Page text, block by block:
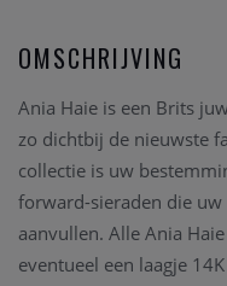
OMSCHRIJVING
Ania Haie is een Brits
zo dichtbij de nieuwste
collectie is uw
forward-sieraden die
aanvullen. Alle Ania
eventueel een laagje